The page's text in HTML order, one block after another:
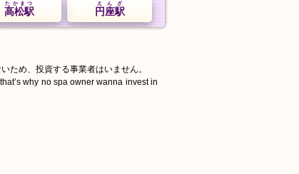
円座駅
えんざ
高松駅
たかまつ
ため、投資する事業者はいません。
why no spa owner wanna invest in